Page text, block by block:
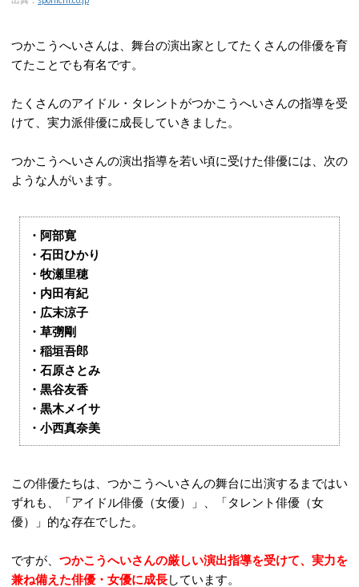
つかこうへいさんは、舞台の演出家としてたくさんの俳優を育
てたことでも有名です。
たくさんのアイドル・タレントがつかこうへいさんの指導を受
けて、実力派俳優に成長していきました。
つかこうへいさんの演出指導を若い頃に受けた俳優には、次の
ような人がいます。
・阿部寛
・石田ひかり
・牧瀬里穂
・内田有紀
・広末涼子
・草彅剛
・稲垣吾郎
・石原さとみ
・黒谷友香
・黒木メイサ
・小西真奈美
この俳優たちは、つかこうへいさんの舞台に出演するまではい
ずれも、「アイドル俳優（女優）」、「タレント俳優（女
優）」的な存在でした。
ですが、 つかこうへいさんの厳しい演出指導を受けて、実力を
兼ね備えた俳優・女優に成長しています。